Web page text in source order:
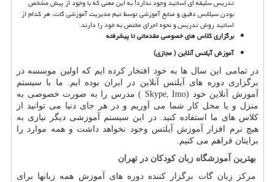
تدریس سلیقه ای اساتید وجود ندارد! به این معنی که با وجود از پیش مشخص
بودن سیلابس دقیق و منابع آموزشی توسط تیم مدیریت آموزشی گات، هر کدام از
اساتید روش تدریس و نحوه اجرای مختص به خود را دارند.
برگزاری کلاس های خصوصی مقدماتی تا پیشرفته
آموزش آیلتس آنلاین ( مجازی(
در تمامی این سال ها به خود افتخار کرده ایم که اولین موسسه در
برگزاری دوره های آیلتس آنلاین در ایران بوده ایم. ما با سیستم
آموزش آنلاین خود ( Skype, Imo) مدرس را به صورت خصوصی به
منزل و یا محل کار شما می آوریم و در هر جای دنیا می توانید از
کلاس های ما استفاده کنید. در این سیستم آموزشی دیگر نیازی به
هیچ نرم افزار آموزش آیلتس وجود نخواهد داشت و همه موارد را
برایتان فراهم می کنیم.
بهترین آموزشگاه زبان کودکان در تهران
مرکز زبان گات برگزار کننده دوره های آموزش همه زبانها برای